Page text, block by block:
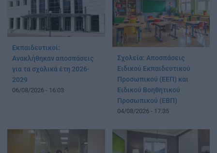
Εκπαιδευτικοί:
Ανακλήθηκαν αποσπάσεις
για τα σχολικά έτη 2026-
2029
06/08/2026 - 16:03
Σχολεία: Αποσπάσεις
Ειδικού Εκπαιδευτικού
Προσωπικού (ΕΕΠ) και
Ειδικού Βοηθητικού
Προσωπικού (ΕΒΠ)
04/08/2026 - 17:35